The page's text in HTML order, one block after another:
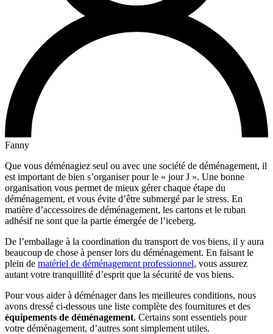
Fanny
Que vous déménagiez seul ou avec une société de déménagement, il
est important de bien s’organiser pour le « jour J ». Une bonne
organisation vous permet de mieux gérer chaque étape du
déménagement, et vous évite d’être submergé par le stress. En
matière d’accessoires de déménagement, les cartons et le ruban
adhésif ne sont que la partie émergée de l’iceberg.
De l’emballage à la coordination du transport de vos biens, il y aura
beaucoup de chose à penser lors du déménagement. En faisant le
plein de matériel de déménagement professionnel, vous assurez
autant votre tranquillité d’esprit que la sécurité de vos biens.
Pour vous aider à déménager dans les meilleures conditions, nous
avons dressé ci-dessous une liste complète des fournitures et des
équipements de déménagement. Certains sont essentiels pour
votre déménagement, d’autres sont simplement utiles.